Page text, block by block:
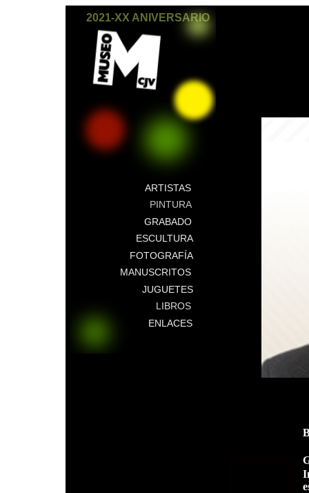
2021-XX ANIVERSARIO
ARTISTAS
PINTURA
GRABADO
ESCULTURA
FOTOGRAFÍA
MANUSCRITOS
JUGUETES
LIBROS
ENLACES